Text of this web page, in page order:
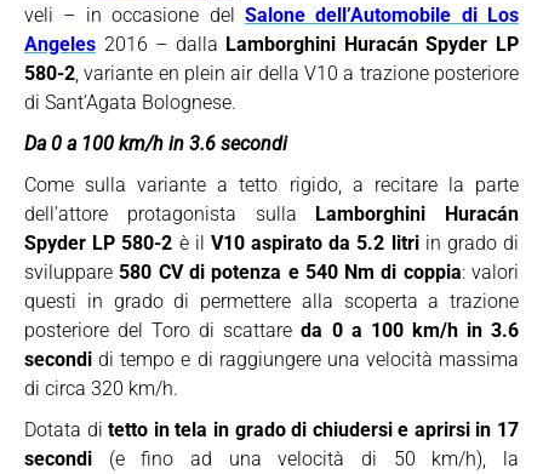
veli – in occasione del Salone dell’Automobile di Los
Angeles 2016 – dalla Lamborghini Huracán Spyder LP
580-2, variante en plein air della V10 a trazione posteriore
di Sant’Agata Bolognese.
Da 0 a 100 km/h in 3.6 secondi
Come sulla variante a tetto rigido, a recitare la parte
dell’attore protagonista sulla Lamborghini Huracán
Spyder LP 580-2 è il V10 aspirato da 5.2 litriin grado di
sviluppare580 CV di potenza e 540 Nm di coppia: valori
questi in grado di permettere alla scoperta a trazione
posteriore del Toro di scattareda 0 a 100 km/h in 3.6
secondi di tempo e di raggiungere una velocità massima
di circa 320 km/h.
Dotata ditetto in tela in grado di chiudersi e aprirsi in 17
secondi (e fino ad una velocità di 50 km/h), la